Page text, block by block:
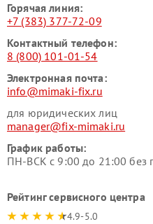
Горячая линия:
+7 (383) 377-72-09
Контактный телефон:
8 (800) 101-01-54
Электронная почта:
info@mimaki-fix.ru
для юридических лиц
manager@fix-mimaki.ru
График работы:
ПН-ВСК с 9:00 до 21:00 без
Рейтинг сервисного центра
4.9-5.0